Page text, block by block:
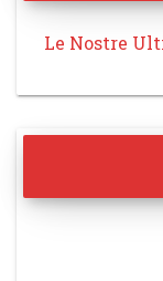
Le Nostre